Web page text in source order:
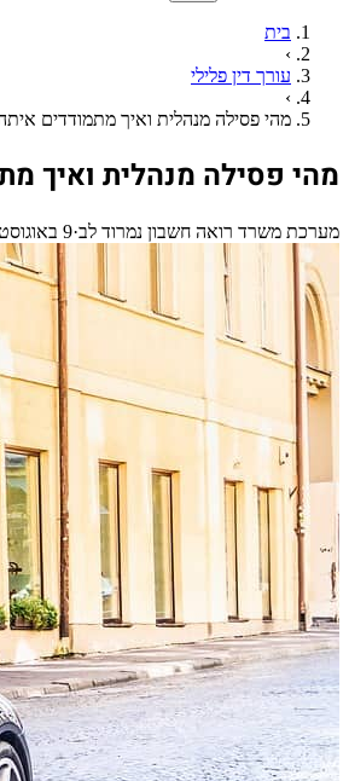
בית
›
עורך דין פלילי
›
מהי פסילה מנהלית ואיך מתמודדים
מהי פסילה מנהלית ואיך
מערכת משרד רואה חשבון נמרוד לב·9 באוגוסט 2019